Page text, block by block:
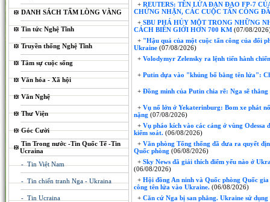
DANH SÁCH TẤM LÒNG VÀNG
Tin tức Nghệ Tĩnh
Truyền thống Nghệ Tĩnh
Tâm sự cuộc sống
Văn hóa - Xã hội
Văn Nghệ
Thư Viện
Góc Cười
Tin Trong nước -Tin Quốc Tế -Tin
Ucraina
- Tin Việt Nam
- Tin chiến tranh Nga - Ukraina
- Tin Ucraina
+ REUTERS: TÊN LỬA ĐẠN ĐẠO FP-7
CHỨNG NHẬN, CÁC CUỘC TẤN CÔNG
+ SBU PHÁ HỦY MỘT TRONG NHỮNG
CÁCH BIÊN GIỚI HƠN 700 KM (07/08/
+ "Hậu quả của một cuộc tấn công của đối
Ukraine (07/08/2026)
+ Volodymyr Zelensky ra lệnh tiến hành
+ Putin dựa vào "khủng bố bằng tên lửa":
+ Đồng minh của Putin chia rẽ: Nga sẽ
+ Vụ nổ lớn ở Yekaterinburg: Bom xe phát
nặng (07/08/2026)
+ Vụ pháo kích vào các cảng ở vùng
kiểm soát. (06/08/2026)
+ Văn phòng Tổng thống đã đưa ra quyết
Quốc phòng (06/08/2026)
+ Sky News đã giải thích điểm yếu nào ở
(06/08/2026)
+ Hội đồng An ninh và Quốc phòng Quốc
công tên lửa vào Ukraine. (06/08/2026)
+ Căn cứ Nga bị san phẳng. Ukraine sử